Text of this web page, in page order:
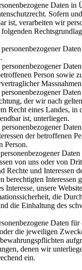
Daten in
Sofern
ist, verarbeiten wir
Person sowie
der wir nach
Recht eines Landes, in
ist, unterliegen.
der betroffenen
Person.
von uns oder von
Rechte und Interessen
berechtigten Interessen
Interesse, unsere
die
die Einhaltung des
Daten
die jeweiligen
denen wir
ein.